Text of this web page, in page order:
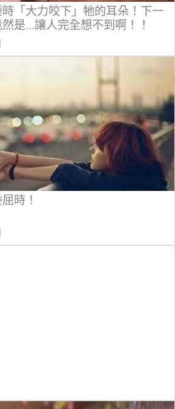
「大力咬下」牠的耳朵！下一
是...讓人完全想不到啊！！
時！